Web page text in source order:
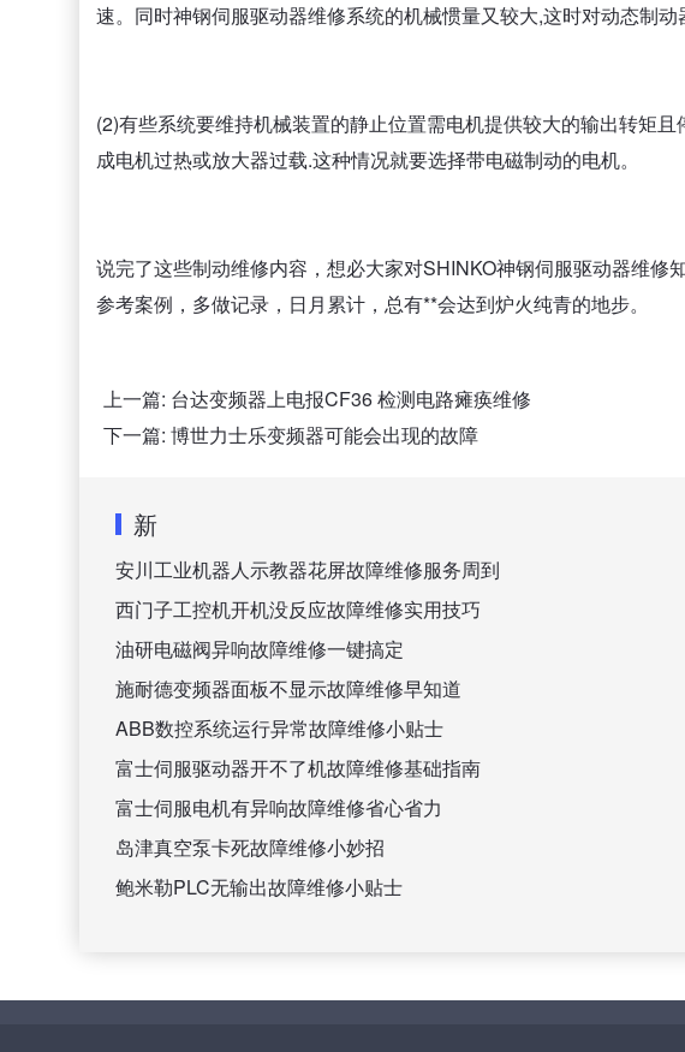
速。同时神钢伺服驱动器维修系统的机械惯量又较大,这时对动态制
(2)有些系统要维持机械装置的静止位置需电机提供较大的输出转矩
成电机过热或放大器过载.这种情况就要选择带电磁制动的电机。
说完了这些制动维修内容，想必大家对SHINKO神钢伺服驱动器维修
参考案例，多做记录，日月累计，总有**会达到炉火纯青的地步。
上一篇: 台达变频器上电报CF36 检测电路瘫痪维修
下一篇: 博世力士乐变频器可能会出现的故障
新
安川工业机器人示教器花屏故障维修服务周到
西门子工控机开机没反应故障维修实用技巧
油研电磁阀异响故障维修一键搞定
施耐德变频器面板不显示故障维修早知道
ABB数控系统运行异常故障维修小贴士
富士伺服驱动器开不了机故障维修基础指南
富士伺服电机有异响故障维修省心省力
岛津真空泵卡死故障维修小妙招
鲍米勒PLC无输出故障维修小贴士